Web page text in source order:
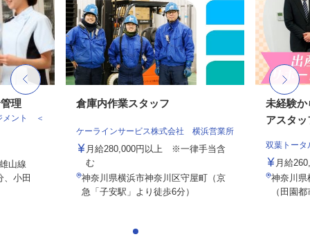
理
メント ＜
山線
、小田
倉庫内作業スタッフ
ケーラインサービス株式会社 横浜営業所
月給280,000円以上 ※一律手当含
む
神奈川県横浜市神奈川区守屋町（京
急「子安駅」より徒歩6分）
未経験か
アスタッ
双葉トータ
月給
神奈川県
（田園